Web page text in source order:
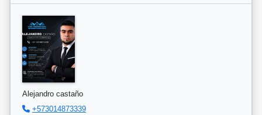
Alejandro castaño
+573014873339